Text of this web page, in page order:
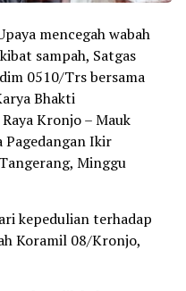
mencegah wabah
sampah, Satgas
0510/Trs bersama
Bhakti
Kronjo – Mauk
Pagedangan Ikir
Minggu
kepedulian terhadap
Koramil 08/Kronjo,